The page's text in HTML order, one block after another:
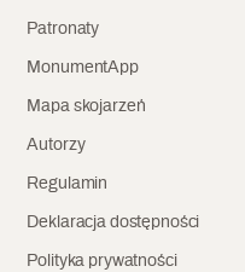
Patronaty
MonumentApp
Mapa skojarzeń
Autorzy
Regulamin
Deklaracja dostępności
Polityka prywatności